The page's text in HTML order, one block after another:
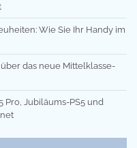
Wie Sie Ihr Handy im
das neue Mittelklasse-
Pro, Jubiläums-PS5 und